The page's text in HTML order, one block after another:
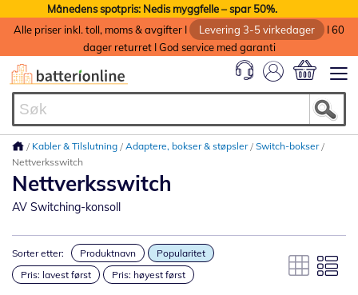
Månedens spotpris: Nedis myggfelle – spar 50%.
Alle priser inkl. toll, moms & avgifter I
Levering 3-5 virkedager
I 60
dager returret I God service med garanti
Kabler & Tilslutning Adaptere, bokser & støpsler Switch-bokser
Nettverksswitch
Nettverksswitch
AV Switching-konsoll
Sorter etter: Produktnavn
Popularitet
Pris: lavest først
Pris: høyest først